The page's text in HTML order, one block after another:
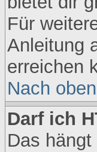
Für
Anleitung
erreichen
Nach oben
Darf ich
Das